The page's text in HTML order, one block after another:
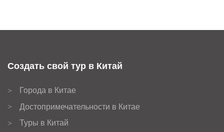
Создать свой тур в Китай
>
Города в Китае
>
Достопримечательности в Китае
>
Туры в Китай